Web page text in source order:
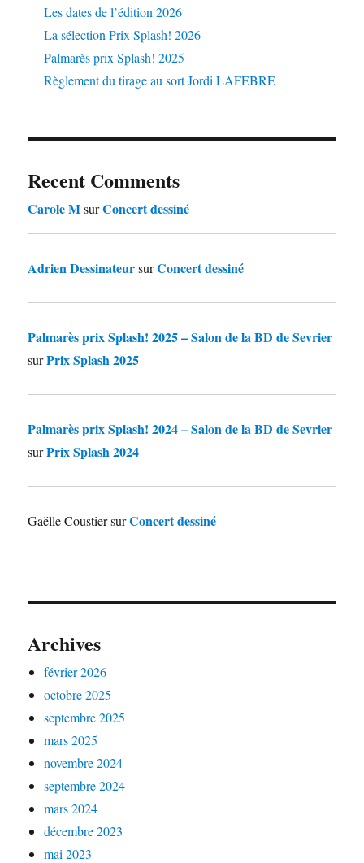
Les dates de l’édition 2026
La sélection Prix Splash! 2026
Palmarès prix Splash! 2025
Règlement du tirage au sort Jordi LAFEBRE
Recent Comments
Carole MsurConcert dessiné
Adrien DessinateursurConcert dessiné
Palmarès prix Splash! 2025 – Salon de la BD de Sevrier
surPrix Splash 2025
Palmarès prix Splash! 2024 – Salon de la BD de Sevrier
surPrix Splash 2024
Gaëlle CoustiersurConcert dessiné
Archives
février 2026
octobre 2025
septembre 2025
mars 2025
novembre 2024
septembre 2024
mars 2024
décembre 2023
mai 2023